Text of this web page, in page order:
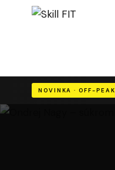
NOVINKA · OFF-PEAK